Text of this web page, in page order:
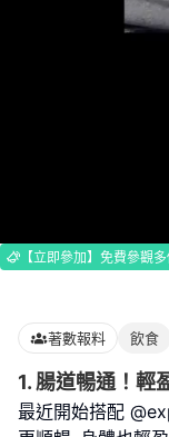
【立即參加】免費參觀多
著數報料 飲食
1. 腸道暢通！輕
最近開始搭配